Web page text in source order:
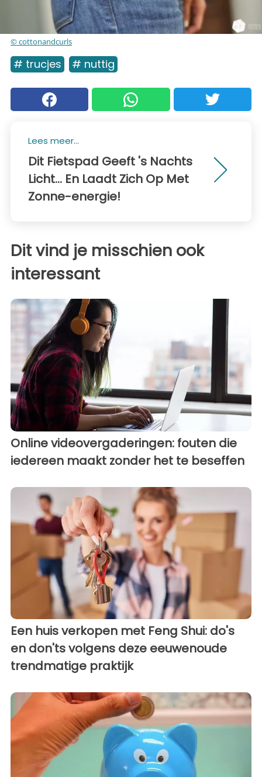
© cottonandcurls
# trucjes # nuttig
Lees meer...
Dit Fietspad Geeft 's Nachts
Licht... En Laadt Zich Op Met
Zonne-energie!
Dit vind je misschien ook
interessant
Online videovergaderingen: fouten die
iedereen maakt zonder het te beseffen
Een huis verkopen met Feng Shui: do's
en don'ts volgens deze eeuwenoude
trendmatige praktijk